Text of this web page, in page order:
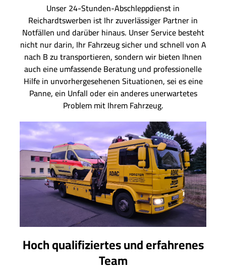
Unser 24-Stunden-Abschleppdienst in
Reichardtswerben ist Ihr zuverlässiger Partner in
Notfällen und darüber hinaus. Unser Service besteht
nicht nur darin, Ihr Fahrzeug sicher und schnell von A
nach B zu transportieren, sondern wir bieten Ihnen
auch eine umfassende Beratung und professionelle
Hilfe in unvorhergesehenen Situationen, sei es eine
Panne, ein Unfall oder ein anderes unerwartetes
Problem mit Ihrem Fahrzeug.
Hoch qualifiziertes und erfahrenes
Team